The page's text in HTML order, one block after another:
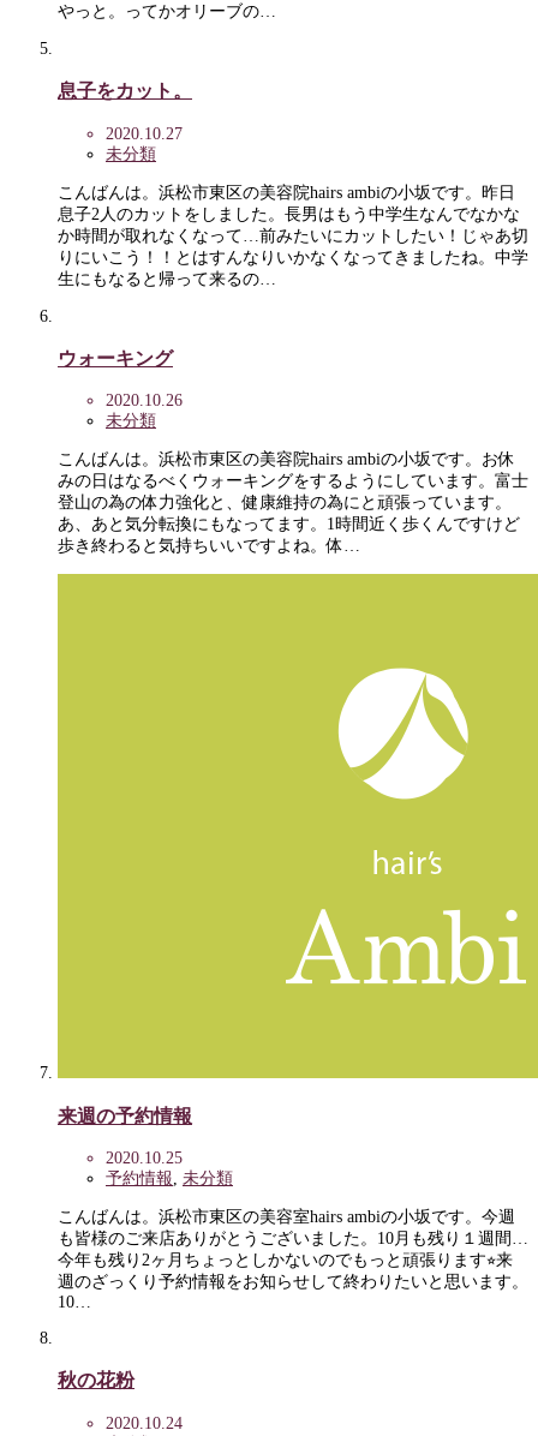
やっと。ってかオリーブの…
息子をカット。
2020.10.27
未分類
こんばんは。浜松市東区の美容院hairs ambiの小坂です。昨日
息子2人のカットをしました。長男はもう中学生なんでなかな
か時間が取れなくなって…前みたいにカットしたい！じゃあ切
りにいこう！！とはすんなりいかなくなってきましたね。中学
生にもなると帰って来るの…
ウォーキング
2020.10.26
未分類
こんばんは。浜松市東区の美容院hairs ambiの小坂です。お休
みの日はなるべくウォーキングをするようにしています。富士
登山の為の体力強化と、健康維持の為にと頑張っています。
あ、あと気分転換にもなってます。1時間近く歩くんですけど
歩き終わると気持ちいいですよね。体…
来週の予約情報
2020.10.25
予約情報, 未分類
こんばんは。浜松市東区の美容室hairs ambiの小坂です。今週
も皆様のご来店ありがとうございました。10月も残り１週間…
今年も残り2ヶ月ちょっとしかないのでもっと頑張ります⭐︎来
週のざっくり予約情報をお知らせして終わりたいと思います。
10…
秋の花粉
2020.10.24